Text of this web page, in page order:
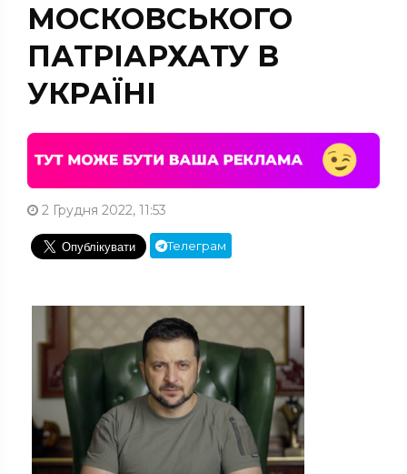
МОСКОВСЬКОГО
ПАТРІАРХАТУ В
УКРАЇНІ
2 Грудня 2022, 11:53
Телеграм